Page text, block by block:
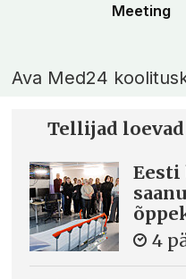
Meeting
Ava Med24
Tellijad loevad
Eesti
4